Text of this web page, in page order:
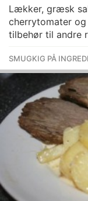
Lækker, græsk
cherrytomater
tilbehør til andre
SMUGKIG PÅ